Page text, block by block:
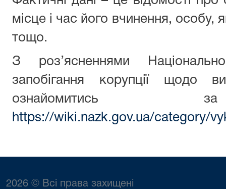
місце і час його вчинення,
тощо.
З роз’ясненнями
запобігання корупції щодо
ознайомитись
https://wiki.nazk.gov.ua/category/
2026 © Всі права захищені